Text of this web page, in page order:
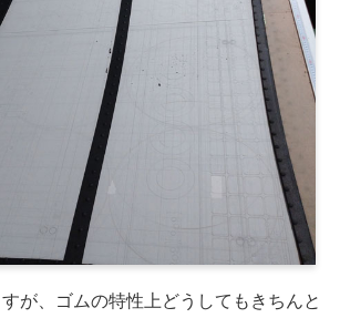
が、ゴムの特性上どうしてもきちんと